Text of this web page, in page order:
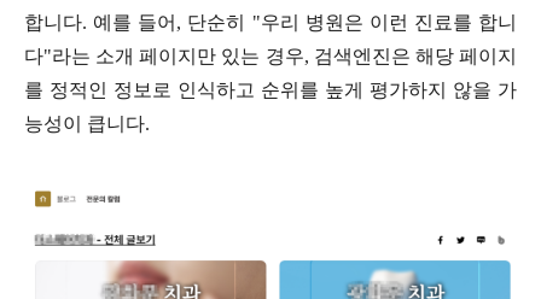
합니다. 예를 들어 , 단순히 "우리 병원은 이런 진료를 합니
다"라는 소개 페이지만 있는 경우, 검색엔진은 해당 페이지
를 정적인 정보로 인식하고 순위를 높게 평가하지 않을 가
능성이 큽니다.